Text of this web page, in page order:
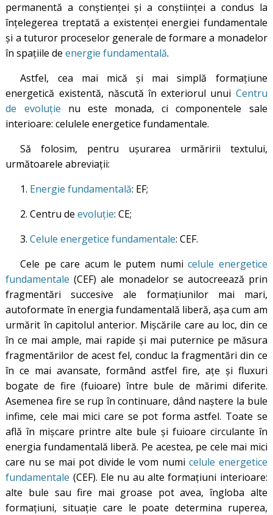
permanentă a conştienţei şi a conştiinţei a condus la
înţelegerea treptată a existenţei energiei fundamentale
şi a tuturor proceselor generale de formare a monadelor
în spaţiile deenergie fundamentală.
Astfel, cea mai mică și mai simplă formaţiune
energetică existentă, născută în exteriorul unui Centru
de evoluţie nu este monada, ci componentele sale
interioare: celulele energetice fundamentale.
Să folosim, pentru ușurarea urmăririi textului,
următoarele abreviații:
1. Energie fundamentală: EF;
2. Centru deevoluție: CE;
3.Celule energetice fundamentale: CEF.
Cele pe care acum le putem numicelule energetice
fundamentale (CEF) ale monadelor se autocreează prin
fragmentări succesive ale formaţiunilor mai mari,
autoformate în energia fundamentală liberă, aşa cum am
urmărit în capitolul anterior. Mişcările care au loc, din ce
în ce mai ample, mai rapide şi mai puternice pe măsura
fragmentărilor de acest fel, conduc la fragmentări din ce
în ce mai avansate, formând astfel fire, aţe şi fluxuri
bogate de fire (fuioare) între bule de mărimi diferite.
Asemenea fire se rup în continuare, dând naştere la bule
infime, cele mai mici care se pot forma astfel. Toate se
află în mişcare printre alte bule şi fuioare circulante în
energia fundamentală liberă. Pe acestea, pe cele mai mici
care nu se mai pot divide le vom numi celule energetice
fundamentale (CEF). Ele nu au alte formaţiuni interioare:
alte bule sau fire mai groase pot avea, îngloba alte
formaţiuni, situaţie care le poate determina ruperea,